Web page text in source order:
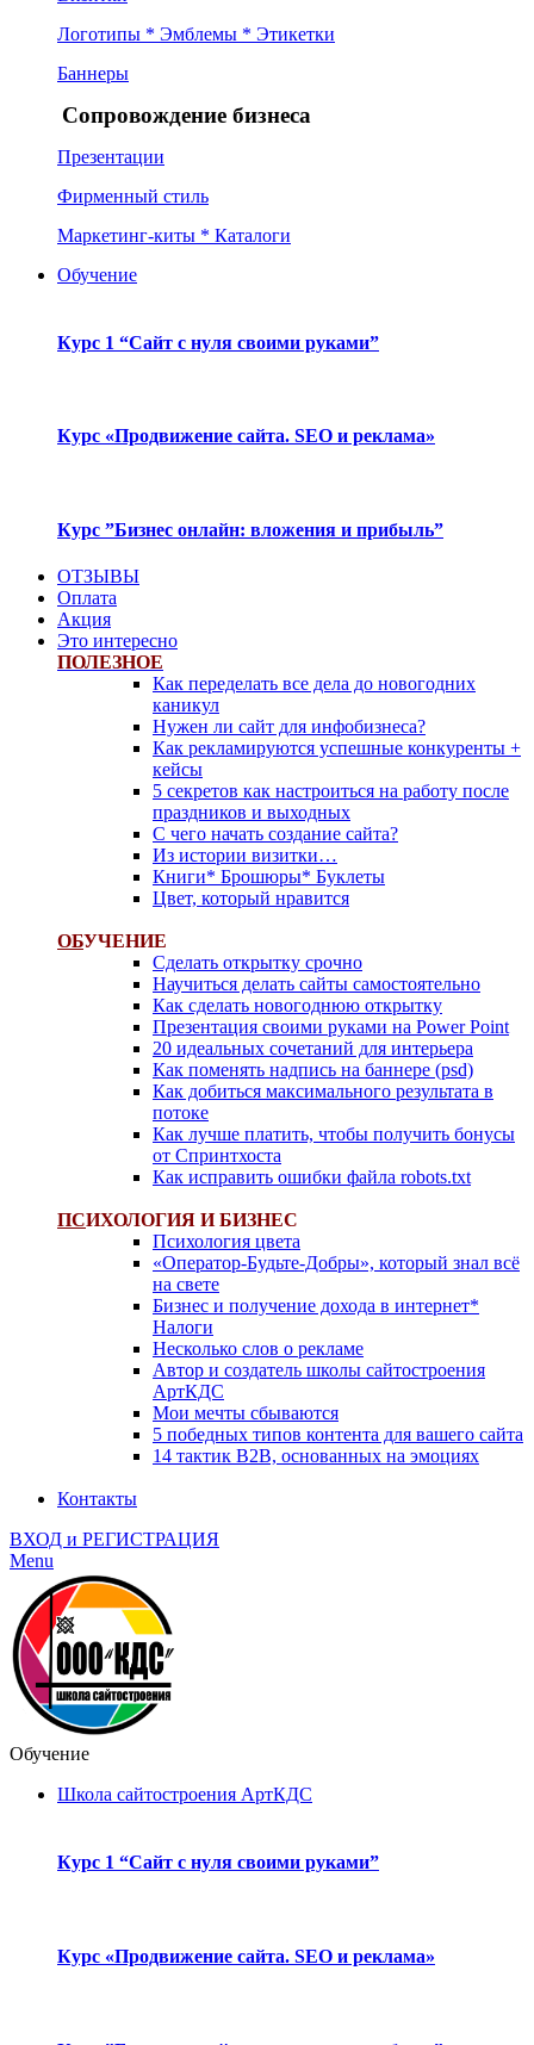
Логотипы * Эмблемы * Этикетки
Баннеры
Сопровождение бизнеса
Презентации
Фирменный стиль
Маркетинг-киты * Каталоги
Обучение
Курс 1 “Сайт с нуля своими руками”
Курс «Продвижение сайта. SEO и реклама»
Курс ”Бизнес онлайн: вложения и прибыль”
ОТЗЫВЫ
Оплата
Акция
Это интересно
ПОЛЕЗНОЕ
Как переделать все дела до новогодних
каникул
Нужен ли сайт для инфобизнеса?
Как рекламируются успешные конкуренты +
кейсы
5 секретов как настроиться на работу после
праздников и выходных
С чего начать создание сайта?
Из истории визитки…
Книги* Брошюры* Буклеты
Цвет, который нравится
ОБУЧЕНИЕ
Сделать открытку срочно
Научиться делать сайты самостоятельно
Как сделать новогоднюю открытку
Презентация своими руками на Power Point
20 идеальных сочетаний для интерьера
Как поменять надпись на баннере (psd)
Как добиться максимального результата в
потоке
Как лучше платить, чтобы получить бонусы
от Спринтхоста
Как исправить ошибки файла robots.txt
ПСИХОЛОГИЯ И БИЗНЕС
Психология цвета
«Оператор-Будьте-Добры», который знал всё
на свете
Бизнес и получение дохода в интернет*
Налоги
Несколько слов о рекламе
Автор и создатель школы сайтостроения
АртКДС
Мои мечты сбываются
5 победных типов контента для вашего сайта
14 тактик B2B, основанных на эмоциях
Контакты
ВХОД и РЕГИСТРАЦИЯ
Menu
Обучение
Школа сайтостроения АртКДС
Курс 1 “Сайт с нуля своими руками”
Курс «Продвижение сайта. SEO и реклама»